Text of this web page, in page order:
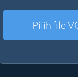
Alat Lainnya
Pilih file